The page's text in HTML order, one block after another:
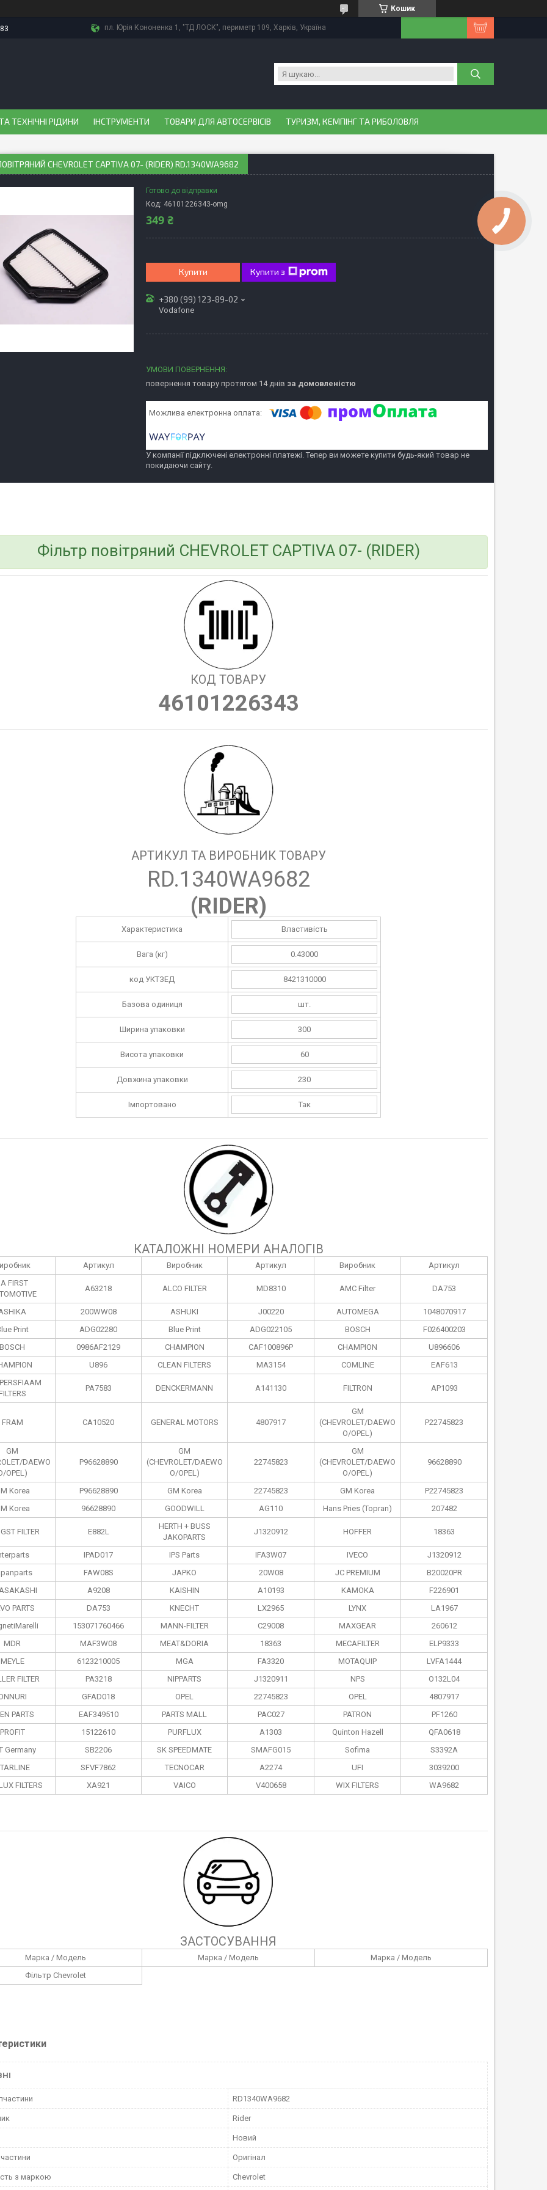
Кошик
пл. Юрія Кононенка 1, "ТД ЛОСК", периметр 109, Харків, Україна
ТЕХНІЧНІ РІДИНИ ІНСТРУМЕНТИ ТОВАРИ ДЛЯ АВТОСЕРВІСІВ ТУРИЗМ, КЕМПІНГ ТА РИБОЛОВЛЯ
CHEVROLET CAPTIVA 07- (RIDER) RD.1340WA9682
Готово до відправки
Код: 46101226343-omg
349 ₴
Купити Купити з
+380 (99) 123-89-02
Vodafone
повернення товару протягом 14 днів за домовленістю
У компанії підключені електронні платежі. Тепер ви можете купити будь-який товар не
покидаючи сайту.
Фільтр повітряний CHEVROLET CAPTIVA 07- (RIDER)
КОД ТОВАРУ
46101226343
АРТИКУЛ ТА ВИРОБНИК ТОВАРУ
RD.1340WA9682
(RIDER)
Характеристика Властивість
Вага (кг) 0.43000
код УКТЗЕД 8421310000
Базова одиниця шт.
Ширина упаковки 300
Висота упаковки 60
Довжина упаковки 230
Імпортовано Так
КАТАЛОЖНІ НОМЕРИ АНАЛОГІВ
Артикул Виробник Артикул Виробник
Артикул
FIRST
A63218 ALCO FILTER MD8310 AMC Filter DA753
200WW08 ASHUKI J00220 AUTOMEGA
1048070917
Print
ADG02280 Blue Print ADG022105 BOSCH
F026400203
BOSCH
0986AF2129 CHAMPION CAF100896P CHAMPION
U896606
U896 CLEAN FILTERS MA3154 COMLINE
EAF613
PA7583 DENCKERMANN A141130 FILTRON AP1093
FRAM CA10520 GENERAL MOTORS 4807917
GM
(CHEVROLET/DAEWO
O/OPEL)
P22745823
GM
DAEWO
OPEL)
P96628890
GM
(CHEVROLET/DAEWO
O/OPEL)
22745823
GM
(CHEVROLET/DAEWO
O/OPEL)
96628890
Korea P96628890 GM Korea 22745823 GM Korea
P22745823
Korea
96628890 GOODWILL AG110 Hans Pries (Topran) 207482
FILTER E882L
HERTH + BUSS
JAKOPARTS
J1320912 HOFFER 18363
IPAD017 IPS Parts IFA3W07 IVECO
J1320912
FAW08S JAPKO 20W08 JC PREMIUM
B20020PR
A9208 KAISHIN A10193 KAMOKA
F226901
PARTS
DA753 KNECHT LX2965 LYNX
LA1967
153071760466 MANN-FILTER C29008 MAXGEAR
260612
MDR
MAF3W08 MEAT&DORIA 18363 MECAFILTER
ELP9333
MEYLE
6123210005 MGA FA3320 MOTAQUIP
LVFA1444
FILTER
PA3218 NIPPARTS J1320911 NPS
O132L04
GFAD018 OPEL 22745823 OPEL
4807917
PARTS
EAF349510 PARTS MALL PAC027 PATRON
PF1260
PROFIT
15122610 PURFLUX A1303 Quinton Hazell
QFA0618
Germany
SB2206 SK SPEEDMATE SMAFG015 Sofima
S3392A
SFVF7862 TECNOCAR A2274 UFI
3039200
FILTERS
XA921 VAICO V400658 WIX FILTERS WA9682
ЗАСТОСУВАННЯ
Марка / Модель Марка / Модель
Марка / Модель
Фільтр Chevrolet
RD1340WA9682
Rider
Новий
Оригінал
з маркою Chevrolet